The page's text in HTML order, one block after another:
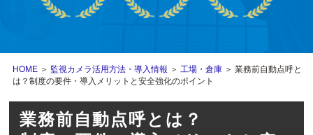
HOME ＞ 監視カメラ活用方法・導入情報 ＞工場・倉庫 ＞ 業務前自動点呼と
は？制度の要件・導入メリットと安全強化のポイント
業務前自動点呼とは？